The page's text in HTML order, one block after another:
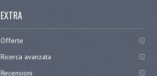
EXTRA
Offerte
Ricerca avanzata
Recensioni